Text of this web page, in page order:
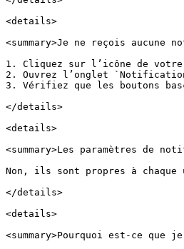
<details>
<summary>Je ne reçois
1. Cliquez sur l’icône de votre
2. Ouvrez l’onglet
3. Vérifiez que les boutons
</details>
<details>
<summary>Les paramètres de
Non, ils sont propres à chaque
</details>
<details>
<summary>Pourquoi est-ce